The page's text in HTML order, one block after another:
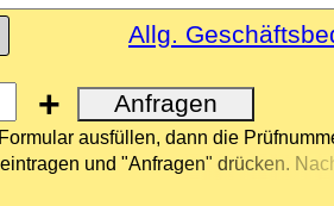
Allg.
+
ausfüllen, dann die
und "Anfragen" drücken.